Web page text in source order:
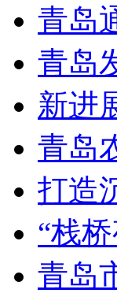
青岛
青岛
新进
青岛
打造
“栈
青岛